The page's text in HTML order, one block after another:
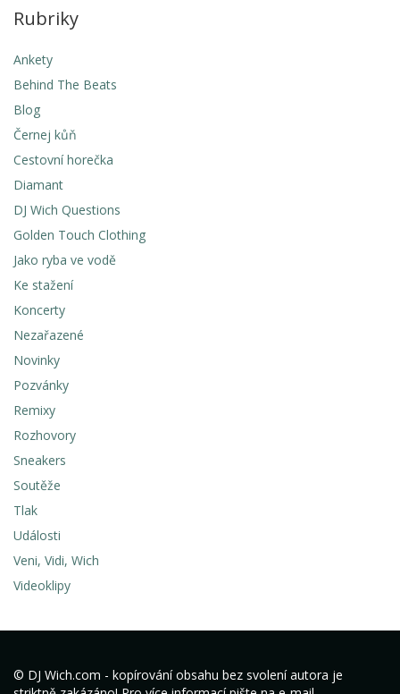
Rubriky
Ankety
Behind The Beats
Blog
Černej kůň
Cestovní horečka
Diamant
DJ Wich Questions
Golden Touch Clothing
Jako ryba ve vodě
Ke stažení
Koncerty
Nezařazené
Novinky
Pozvánky
Remixy
Rozhovory
Sneakers
Soutěže
Tlak
Události
Veni, Vidi, Wich
Videoklipy
© DJ Wich.com - kopírování obsahu bez svolení autora je